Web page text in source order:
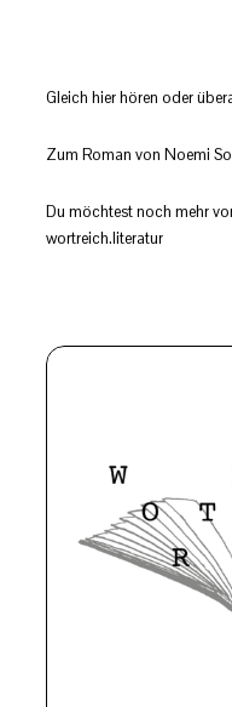
Gleich hier hören oder
Zum Roman von Noemi
Du möchtest noch mehr
wortreich.literatur